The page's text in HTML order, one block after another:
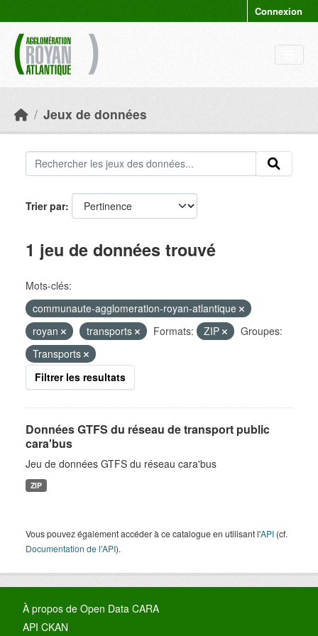
Connexion
Jeux de données
Trier par
1 jeu de données trouvé
Mots-clés:
communaute-agglomeration-royan-atlantique
royan
transports Formats: ZIP
Groupes:
Transports
Filtrer les resultats
Données GTFS du réseau de transport public
cara'bus
Jeu de données GTFS du réseau cara'bus
ZIP
Vous pouvez également accéder à ce catalogue en utilisant l'API (cf.
Documentation de l'API).
À propos de Open Data CARA
API CKAN